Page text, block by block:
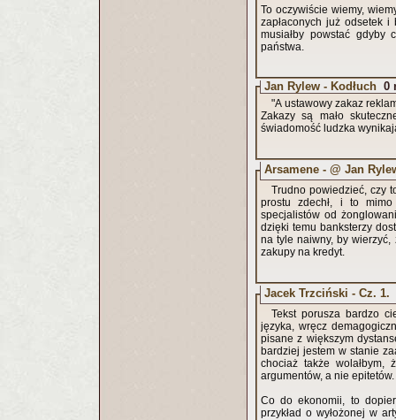
To oczywiście wiemy,
zapłaconych już odsetek
musiałby powstać gdyby
państwa.
Jan Rylew - Kodłuch 0
"A ustawowy zakaz
Zakazy są mało
świadomość ludzka
Arsamene - @ Jan
Trudno powiedzieć, czy
prostu zdechł, i to mimo
specjalistów od
dzięki temu banksterzy
na tyle naiwny, by
zakupy na kredyt.
Jacek Trzciński - Cz. 1.
Tekst porusza bardzo
języka, wręcz
pisane z większym
bardziej jestem w stanie
chociaż także wolałbym,
argumentów, a nie epitetów.
Co do ekonomii, to
przykład o wyłożonej w